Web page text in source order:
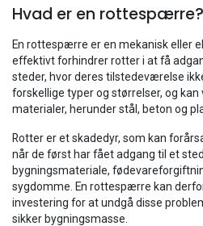
Hvad er en rottespærre?
En rottespærre er en mekanisk eller
effektivt forhindrer rotter i at få
steder, hvor deres tilstedeværelse
forskellige typer og størrelser, og
materialer, herunder stål, beton og
Rotter er et skadedyr, som kan
når de først har fået adgang til et
bygningsmateriale,
sygdomme. En rottespærre kan
investering for at undgå disse
sikker bygningsmasse.